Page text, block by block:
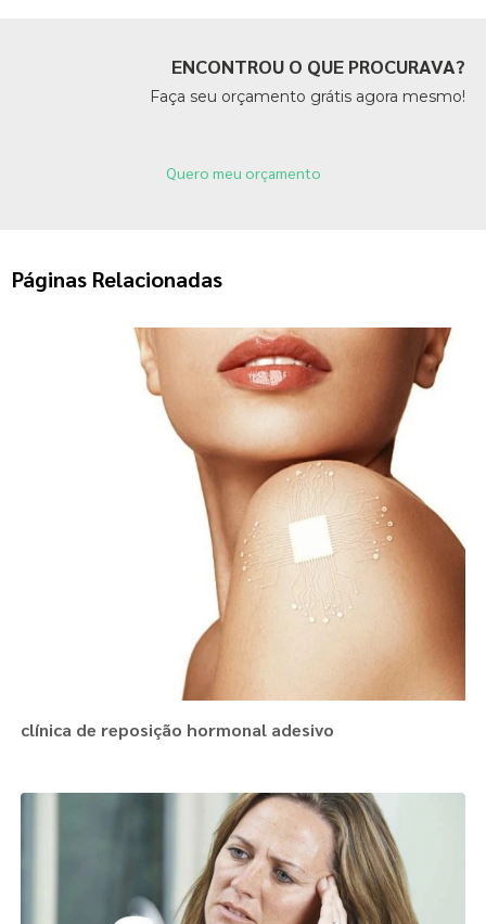
ENCONTROU O QUE PROCURAVA?
Faça seu orçamento grátis agora mesmo!
Quero meu orçamento
Páginas Relacionadas
clínica de reposição hormonal adesivo